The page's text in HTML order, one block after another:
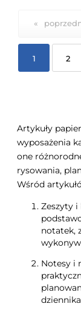
«
1 2
Artykuły
wyposażenia
one
rysowania,
Wśród
Zeszyty i
notatek,
Notesy i